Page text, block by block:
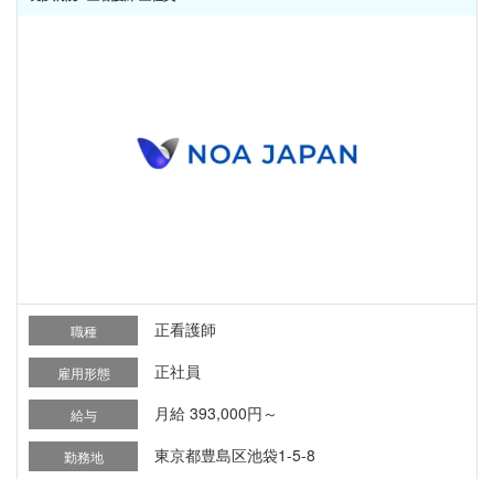
職種 正看護師
雇用形態 正社員
給与 月給 393,000円～
勤務地 東京都豊島区池袋1-5-8